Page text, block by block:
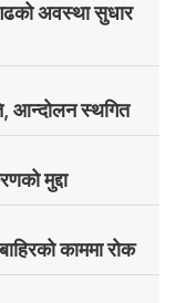
अवस्था सुधार
आन्दोलन स्थगित
मुद्दा
काममा रोक